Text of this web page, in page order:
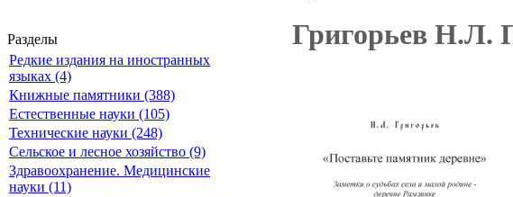
Разделы
Редкие издания на иностранных
языках (4)
Книжные памятники (388)
Естественные науки (105)
Технические науки (248)
Сельское и лесное хозяйство (9)
Здравоохранение. Медицинские
науки (11)
Григорьев Н.Л.